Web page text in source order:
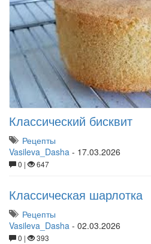
Классический бисквит
Рецепты
Vasileva_Dasha - 17.03.2026
0 | 647
Классическая шарлотка
Рецепты
Vasileva_Dasha - 02.03.2026
0 | 393